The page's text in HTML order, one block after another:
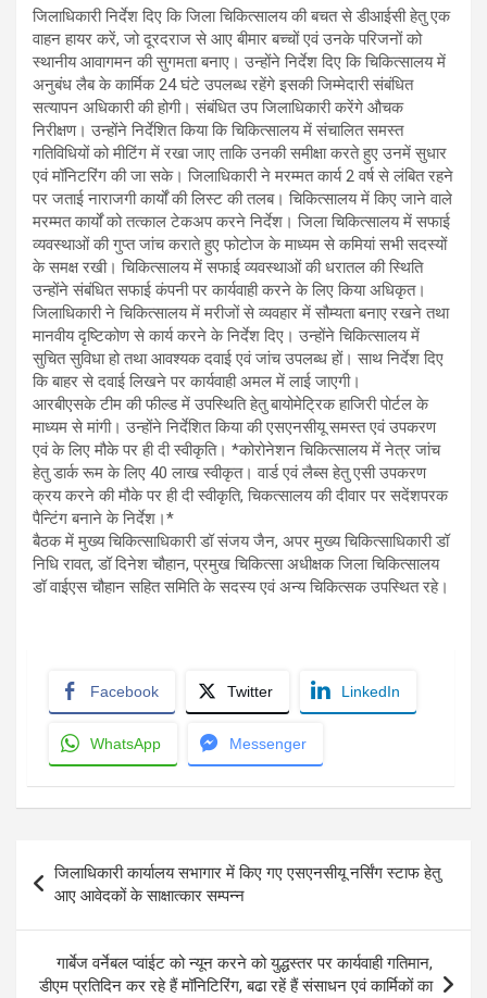
जिलाधिकारी निर्देश दिए कि जिला चिकित्सालय की बचत से डीआईसी हेतु एक
वाहन हायर करें, जो दूरदराज से आए बीमार बच्चों एवं उनके परिजनों को
स्थानीय आवागमन की सुगमता बनाए। उन्होंने निर्देश दिए कि चिकित्सालय में
अनुबंध लैब के कार्मिक 24 घंटे उपलब्ध रहेंगे इसकी जिम्मेदारी संबंधित
सत्यापन अधिकारी की होगी। संबंधित उप जिलाधिकारी करेंगे औचक
निरीक्षण। उन्होंने निर्देशित किया कि चिकित्सालय में संचालित समस्त
गतिविधियों को मीटिंग में रखा जाए ताकि उनकी समीक्षा करते हुए उनमें सुधार
एवं मॉनिटरिंग की जा सके। जिलाधिकारी ने मरम्मत कार्य 2 वर्ष से लंबित रहने
पर जताई नाराजगी कार्यों की लिस्ट की तलब। चिकित्सालय में किए जाने वाले
मरम्मत कार्यों को तत्काल टेकअप करने निर्देश। जिला चिकित्सालय में सफाई
व्यवस्थाओं की गुप्त जांच कराते हुए फोटोज के माध्यम से कमियां सभी सदस्यों
के समक्ष रखी। चिकित्सालय में सफाई व्यवस्थाओं की धरातल की स्थिति
उन्होंने संबंधित सफाई कंपनी पर कार्यवाही करने के लिए किया अधिकृत।
जिलाधिकारी ने चिकित्सालय में मरीजों से व्यवहार में सौम्यता बनाए रखने तथा
मानवीय दृष्टिकोण से कार्य करने के निर्देश दिए। उन्होंने चिकित्सालय में
सुचित सुविधा हो तथा आवश्यक दवाई एवं जांच उपलब्ध हों। साथ निर्देश दिए
कि बाहर से दवाई लिखने पर कार्यवाही अमल में लाई जाएगी।
आरबीएसके टीम की फील्ड में उपस्थिति हेतु बायोमेट्रिक हाजिरी पोर्टल के
माध्यम से मांगी। उन्होंने निर्देशित किया की एसएनसीयू समस्त एवं उपकरण
एवं के लिए मौके पर ही दी स्वीकृति। *कोरोनेशन चिकित्सालय में नेत्र जांच
हेतु डार्क रूम के लिए 40 लाख स्वीकृत। वार्ड एवं लैब्स हेतु एसी उपकरण
क्रय करने की मौके पर ही दी स्वीकृति, चिकत्सालय की दीवार पर सदेंशपरक
पैन्टिंग बनाने के निर्देश।*
बैठक में मुख्य चिकित्साधिकारी डॉ संजय जैन, अपर मुख्य चिकित्साधिकारी डॉ
निधि रावत, डॉ दिनेश चौहान, प्रमुख चिकित्सा अधीक्षक जिला चिकित्सालय
डॉ वाईएस चौहान सहित समिति के सदस्य एवं अन्य चिकित्सक उपस्थित रहे।
Facebook Twitter LinkedIn
WhatsApp Messenger
navigation
जिलाधिकारी कार्यालय सभागार में किए गए एसएनसीयू नर्सिंग स्टाफ हेतु
आए आवेदकों के साक्षात्कार सम्पन्न
गार्बेज वर्नेबल प्वांईट को न्यून करने को युद्धस्तर पर कार्यवाही गतिमान,
डीएम प्रतिदिन कर रहे हैं मॉनिटिरिंग, बढा रहें हैं संसाधन एवं कार्मिकों का